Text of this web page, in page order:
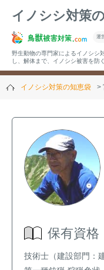
イノシシ対策
運
野生動物の専門家によるイノシシ
し、解体まで、イノシシ被害を防
▼キーワードから記事を
▼過去の記事
イノシシ対策の知恵袋
保有資格
技術士（建設部門：